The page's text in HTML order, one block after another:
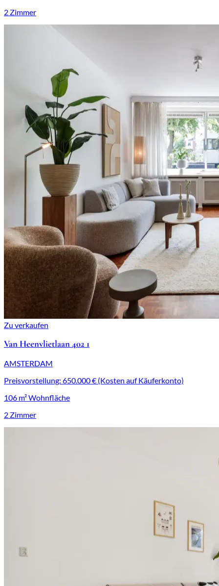
2 Zimmer
Zu verkaufen
Van Heenvlietlaan 402 1
AMSTERDAM
Preisvorstellung: 650.000 € (Kosten auf Käuferkonto)
106 m² Wohnfläche
2 Zimmer